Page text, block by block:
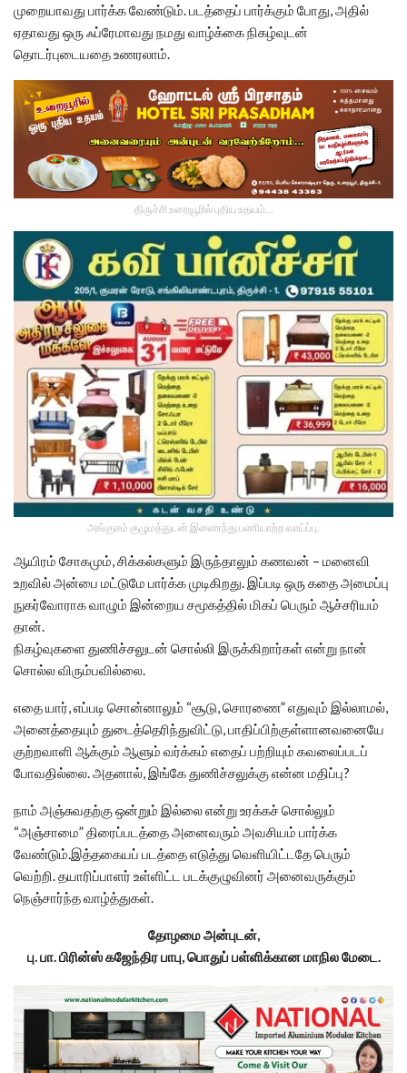
முறையாவது பார்க்க வேண்டும். படத்தைப் பார்க்கும் போது, அதில்
ஏதாவது ஒரு ஃப்ரேமாவது நமது வாழ்க்கை நிகழ்வுடன்
தொடர்புடையதை உணரலாம்.
திருச்சி உறையூரில் புதிய உதயம்...
அங்குசம் குழுமத்துடன் இணைந்து பணியாற்ற வாய்ப்பு.
ஆயிரம் சோகமும், சிக்கல்களும் இருந்தாலும் கணவன் – மனைவி
உறவில் அன்பை மட்டுமே பார்க்க முடிகிறது. இப்படி ஒரு கதை அமைப்பு
நுகர்வோராக வாழும் இன்றைய சமூகத்தில் மிகப் பெரும் ஆச்சரியம்
தான்.
நிகழ்வுகளை துணிச்சலுடன் சொல்லி இருக்கிறார்கள் என்று நான்
சொல்ல விரும்பவில்லை.
எதை யார், எப்படி சொன்னாலும் “சூடு, சொரணை” எதுவும் இல்லாமல்,
அனைத்தையும் துடைத்தெரிந்துவிட்டு, பாதிப்பிற்குள்ளானவனையே
குற்றவாளி ஆக்கும் ஆளும் வர்க்கம் எதைப் பற்றியும் கவலைப்படப்
போவதில்லை. அதனால், இங்கே துணிச்சலுக்கு என்ன மதிப்பு?
நாம் அஞ்சுவதற்கு ஒன்றும் இல்லை என்று உரக்கச் சொல்லும்
“அஞ்சாமை” திரைப்படத்தை அனைவரும் அவசியம் பார்க்க
வேண்டும்.இத்தகையப் படத்தை எடுத்து வெளியிட்டதே பெரும்
வெற்றி. தயாரிப்பாளர் உள்ளிட்ட படக்குழுவினர் அனைவருக்கும்
நெஞ்சார்ந்த வாழ்த்துகள்.
தோழமை அன்புடன்,
பு. பா. பிரின்ஸ் கஜேந்திர பாபு, பொதுப் பள்ளிக்கான மாநில மேடை.